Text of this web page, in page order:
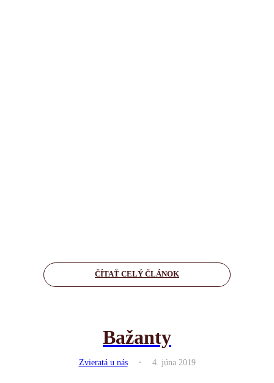
ČÍTAŤ CELÝ ČLÁNOK
Bažanty
Zvieratá u nás . 4. júna 2019